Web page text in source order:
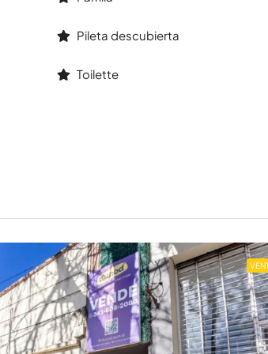
Pileta descubierta
Toilette